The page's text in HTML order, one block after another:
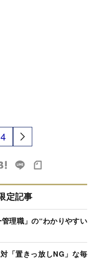
4
定記事
理職」の“わかりやすい
「置きっ放しNG」な毎